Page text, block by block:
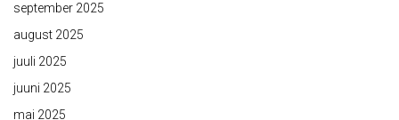
september 2025
august 2025
juuli 2025
juuni 2025
mai 2025